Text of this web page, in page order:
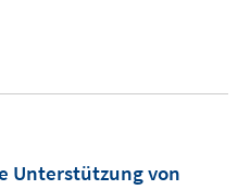
Unterstützung von